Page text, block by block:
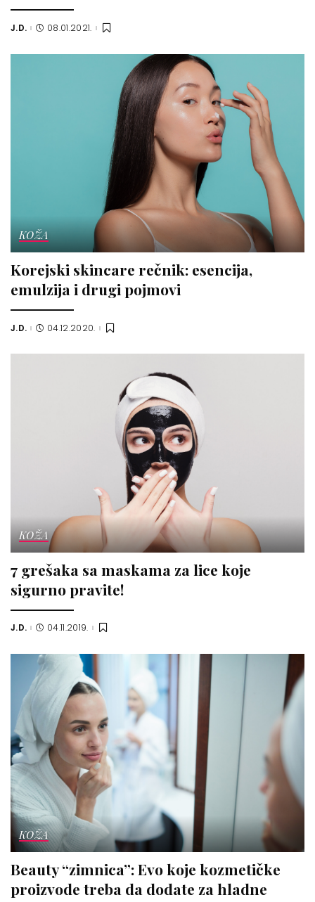
Posted
J.D. 08.01.2021.
KOŽA
Korejski skincare rečnik: esencija,
emulzija i drugi pojmovi
Posted
J.D. 04.12.2020.
KOŽA
7 grešaka sa maskama za lice koje
sigurno pravite!
Posted
J.D. 04.11.2019.
KOŽA
Beauty “zimnica”: Evo koje kozmetičke
proizvode treba da dodate za hladne